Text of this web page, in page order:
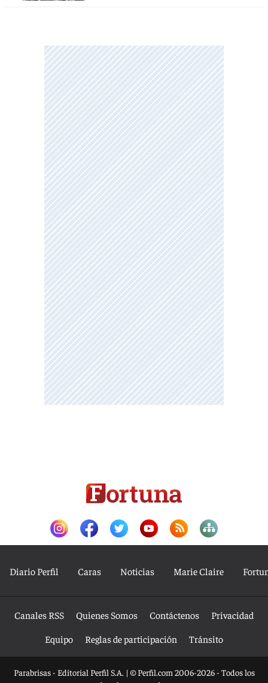
Diario Perfil Caras Noticias Marie Claire
Canales RSS Quienes Somos Contáctenos
Privacidad
Equipo
Reglas de participación Tránsito
Parabrisas - Editorial Perfil S.A. | © Perfil.com 2006-2026 - Todos los